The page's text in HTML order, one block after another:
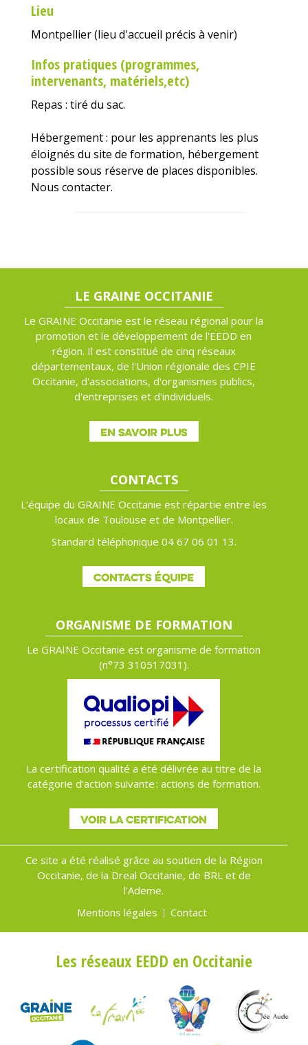
Lieu
Montpellier (lieu d'accueil précis à venir)
Infos pratiques (programmes,
intervenants, matériels,etc)
Repas : tiré du sac.
Hébergement : pour les apprenants les plus
éloignés du site de formation, hébergement
possible sous réserve de places disponibles.
Nous contacter.
LE GRAINE OCCITANIE
Le GRAINE Occitanie est le réseau régional pour la
promotion et le développement de l'EEDD en
région. Il est constitué de cinq réseaux
départementaux, de l'Union régionale des CPIE
Occitanie, d'associations, d'organismes publics,
d'entreprises et d'individuels.
EN SAVOIR PLUS
CONTACTS
L’équipe du GRAINE Occitanie est répartie entre les
locaux de Toulouse et de Montpellier.
Standard téléphonique 04 67 06 01 13.
CONTACTS ÉQUIPE
ORGANISME DE FORMATION
Le GRAINE Occitanie est organisme de formation
(n°73 310517031).
La certification qualité a été délivrée au titre de la
catégorie d’action suivante : actions de formation.
VOIR LA CERTIFICATION
Ce site a été réalisé grâce au soutien de la Région
Occitanie, de la Dreal Occitanie, de BRL et de
l'Ademe.
Menu
Mentions légales Contact
Les réseaux EEDD en Occitanie